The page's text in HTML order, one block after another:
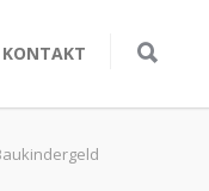
KONTAKT